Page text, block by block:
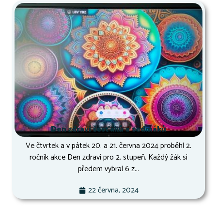
Den zdraví šesťáků a sedmáků
Ve čtvrtek a v pátek 20. a 21. června 2024 proběhl 2.
ročník akce Den zdraví pro 2. stupeň. Každý žák si
předem vybral 6 z...
22 června, 2024